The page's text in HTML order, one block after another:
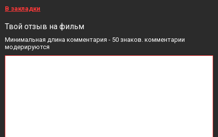
В закладки
Твой отзыв на фильм
Минимальная длина комментария - 50 знаков. комментарии
модерируются